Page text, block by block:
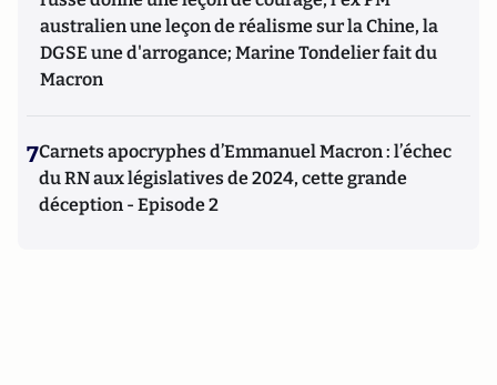
australien une leçon de réalisme sur la Chine, la
DGSE une d'arrogance; Marine Tondelier fait du
Macron
7Carnets apocryphes d’Emmanuel Macron : l’échec
du RN aux législatives de 2024, cette grande
déception - Episode 2